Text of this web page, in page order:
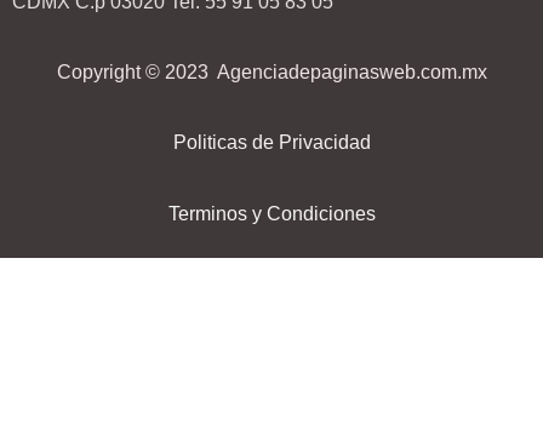
Copyright © 2023 Agenciadepaginasweb.com.mx
Politicas de Privacidad
Terminos y Condiciones